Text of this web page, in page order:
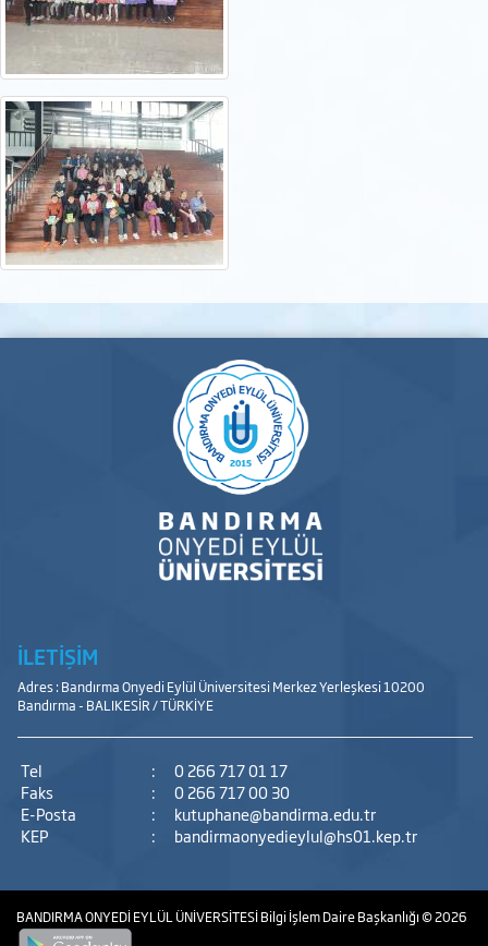
İLETİŞİM
Adres : Bandırma Onyedi Eylül Üniversitesi Merkez Yerleşkesi 10200
Bandırma - BALIKESİR / TÜRKİYE
Tel :
0 266 717 01 17
Faks
:
0 266 717 00 30
E-Posta
:
kutuphane@bandirma.edu.tr
KEP
: bandirmaonyedieylul@hs01.kep.tr
BANDIRMA ONYEDİ EYLÜL ÜNİVERSİTESİBilgi İşlem Daire Başkanlığı© 2026